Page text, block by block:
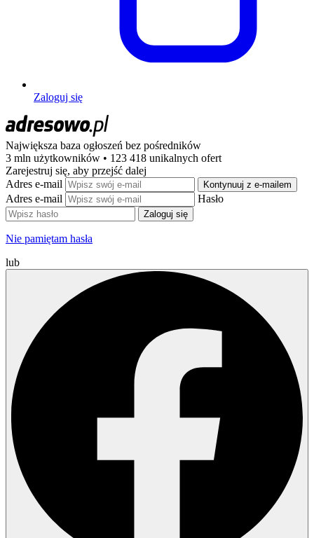
Zaloguj się
Największa baza ogłoszeń bez pośredników
3 mln użytkowników • 123 418 unikalnych ofert
Zarejestruj się, aby przejść dalej
Adres e-mail
Kontynuuj z e-mailem
Adres e-mail Hasło
Zaloguj się
Nie pamiętam hasła
lub